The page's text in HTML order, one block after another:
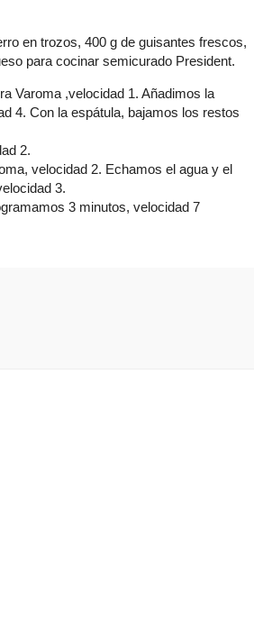
en trozos, 400 g de guisantes frescos,
para cocinar semicurado President.
Varoma ,velocidad 1. Añadimos la
4. Con la espátula, bajamos los restos
2.
velocidad 2. Echamos el agua y el
3.
3 minutos, velocidad 7